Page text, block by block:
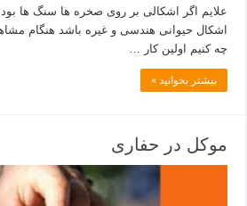
علایم اگر اشکالی بر روی صخره ها سنگ ها
اشکال حیوانی هندسی و غیره باشد هنگام
چه کنیم اولین کار …
بیشتر بخوانید »
موکل در حفاری